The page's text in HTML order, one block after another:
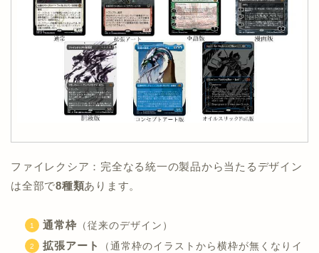
ファイレクシア：完全なる統一の製品から当たるデザイン
は全部で8種類あります。
通常枠 （従来のデザイン）
拡張アート
（通常枠のイラストから横枠が無くなりイ